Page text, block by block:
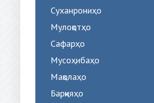
Суханрониҳо
Мулоқотҳо
Сафарҳо
Мусоҳибаҳо
Мақолаҳо
Барқияҳо